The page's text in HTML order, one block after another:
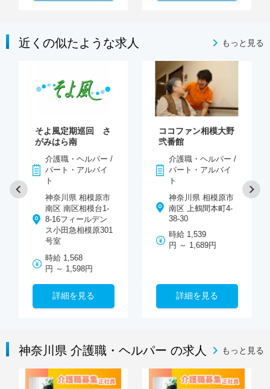
近くの似たような求人 もっと見る
そよ風定期巡回 さ
がみはら南
介護職・ヘルパー /
パート・アルバイ
ト
神奈川県 相模原市
南区 南区相模台1-
8-16フィールデン
ス小田急相模原301
号室
時給 1,568
円 ～ 1,598円
詳細を見る
ココファン相模大野
弐番館
介護職・ヘルパー /
パート・アルバイ
ト
神奈川県 相模原市
南区 上鶴間本町4-
38-30
時給 1,539
円 ～ 1,689円
詳細を見る
神奈川県 介護職・ヘルパー の求人 もっと見る